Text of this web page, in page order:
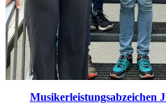
Musikerleistungsabzeichen